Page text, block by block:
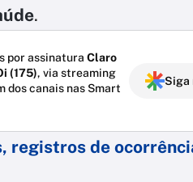
.
por assinatura Claro
(175), via streaming
dos canais nas Smart
Siga
registros de